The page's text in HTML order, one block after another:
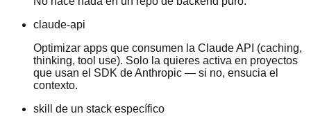
claude-api
Optimizar apps que consumen la Claude API (caching,
thinking, tool use). Solo la quieres activa en proyectos
que usan el SDK de Anthropic — si no, ensucia el
contexto.
skill de un stack específico